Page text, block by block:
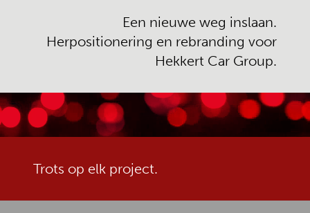
Een nieuwe weg inslaan.
Herpositionering en rebranding voor
Hekkert Car Group.
Hekkert
CAR GROUP
Trots op elk project.